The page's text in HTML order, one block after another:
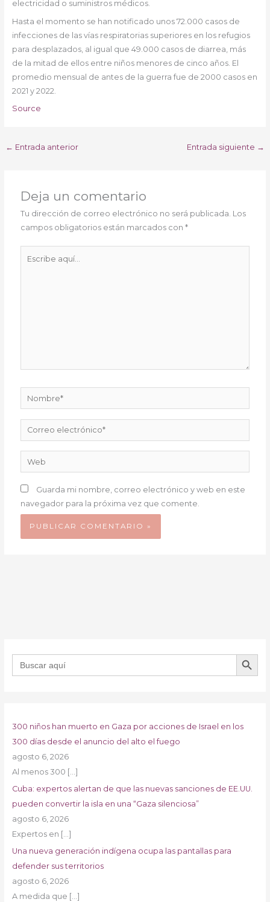
electricidad o suministros médicos.
Hasta el momento se han notificado unos 72.000 casos de
infecciones de las vías respiratorias superiores en los refugios
para desplazados, al igual que 49.000 casos de diarrea, más
de la mitad de ellos entre niños menores de cinco años. El
promedio mensual de antes de la guerra fue de 2000 casos en
2021 y 2022.
Source
← Entrada anterior Entrada siguiente →
Deja un comentario
Tu dirección de correo electrónico no será publicada. Los
campos obligatorios están marcados con*
Nombre*
Correo
electrónico*
Web
Guarda mi nombre, correo electrónico y web en este
navegador para la próxima vez que comente.
Buscar: BOTÓN DE
300 niños han muerto en Gaza por acciones de Israel en los
300 días desde el anuncio del alto el fuego
agosto 6, 2026
Al menos 300 […]
Cuba: expertos alertan de que las nuevas sanciones de EE.UU.
pueden convertir la isla en una “Gaza silenciosa”
agosto 6, 2026
Expertos en […]
Una nueva generación indígena ocupa las pantallas para
defender sus territorios
agosto 6, 2026
A medida que […]